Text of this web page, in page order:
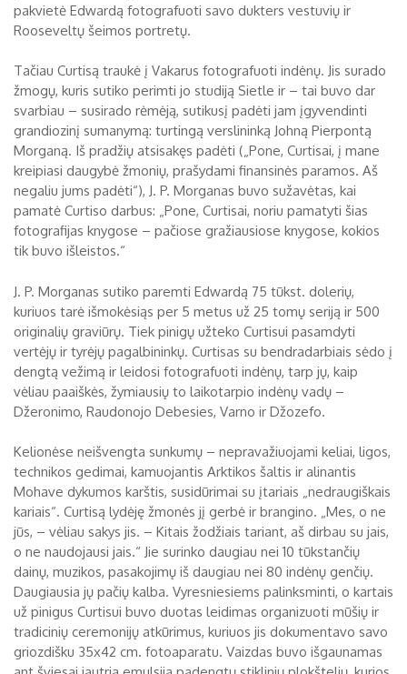
pakvietė Edwardą fotografuoti savo dukters vestuvių ir
Rooseveltų šeimos portretų.
Tačiau Curtisą traukė į Vakarus fotografuoti indėnų. Jis surado
žmogų, kuris sutiko perimti jo studiją Sietle ir – tai buvo dar
svarbiau – susirado rėmėją, sutikusį padėti jam įgyvendinti
grandiozinį sumanymą: turtingą verslininką Johną Pierpontą
Morganą. Iš pradžių atsisakęs padėti („Pone, Curtisai, į mane
kreipiasi daugybė žmonių, prašydami finansinės paramos. Aš
negaliu jums padėti“), J. P. Morganas buvo sužavėtas, kai
pamatė Curtiso darbus: „Pone, Curtisai, noriu pamatyti šias
fotografijas knygose – pačiose gražiausiose knygose, kokios
tik buvo išleistos.“
J. P. Morganas sutiko paremti Edwardą 75 tūkst. dolerių,
kuriuos tarė išmokėsiąs per 5 metus už 25 tomų seriją ir 500
originalių graviūrų. Tiek pinigų užteko Curtisui pasamdyti
vertėjų ir tyrėjų pagalbininkų. Curtisas su bendradarbiais sėdo į
dengtą vežimą ir leidosi fotografuoti indėnų, tarp jų, kaip
vėliau paaiškės, žymiausių to laikotarpio indėnų vadų –
Džeronimo, Raudonojo Debesies, Varno ir Džozefo.
Kelionėse neišvengta sunkumų – nepravažiuojami keliai, ligos,
technikos gedimai, kamuojantis Arktikos šaltis ir alinantis
Mohave dykumos karštis, susidūrimai su įtariais „nedraugiškais
kariais“. Curtisą lydėję žmonės jį gerbė ir brangino. „Mes, o ne
jūs, – vėliau sakys jis. – Kitais žodžiais tariant, aš dirbau su jais,
o ne naudojausi jais.“ Jie surinko daugiau nei 10 tūkstančių
dainų, muzikos, pasakojimų iš daugiau nei 80 indėnų genčių.
Daugiausia jų pačių kalba. Vyresniesiems palinksminti, o kartais
už pinigus Curtisui buvo duotas leidimas organizuoti mūšių ir
tradicinių ceremonijų atkūrimus, kuriuos jis dokumentavo savo
griozdišku 35x42 cm. fotoaparatu. Vaizdas buvo išgaunamas